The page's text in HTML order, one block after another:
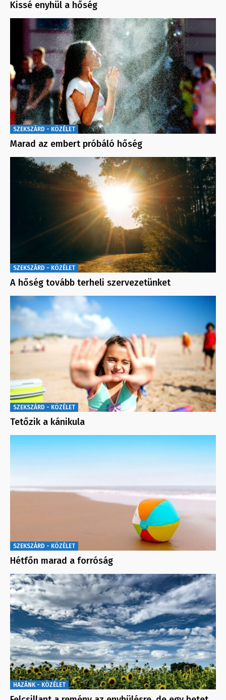
Kissé enyhül a hőség
SZEKSZÁRD - KÖZÉLET
Marad az embert próbáló hőség
SZEKSZÁRD - KÖZÉLET
A hőség tovább terheli szervezetünket
SZEKSZÁRD - KÖZÉLET
Tetőzik a kánikula
SZEKSZÁRD - KÖZÉLET
Hétfőn marad a forróság
HAZÁNK - KÖZÉLET